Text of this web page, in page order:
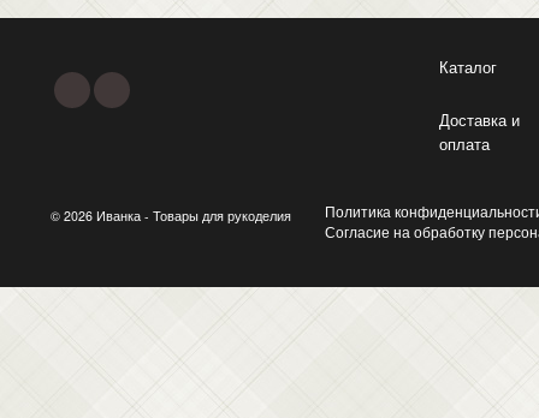
Каталог
Доставка и
оплата
© 2026 Иванка - Товары для рукоделия
Политика
Согласие на обработку